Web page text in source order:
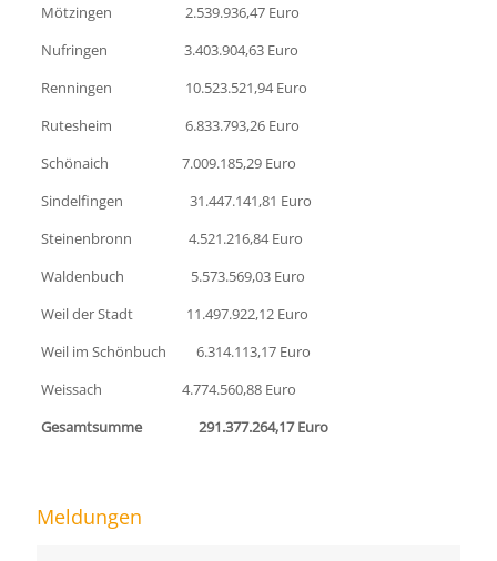
Mötzingen 2.539.936,47 Euro
Nufringen 3.403.904,63 Euro
Renningen 10.523.521,94 Euro
Rutesheim 6.833.793,26 Euro
Schönaich 7.009.185,29 Euro
Sindelfingen 31.447.141,81 Euro
Steinenbronn 4.521.216,84 Euro
Waldenbuch 5.573.569,03 Euro
Weil der Stadt 11.497.922,12 Euro
Weil im Schönbuch 6.314.113,17 Euro
Weissach 4.774.560,88 Euro
Gesamtsumme 291.377.264,17 Euro
Meldungen